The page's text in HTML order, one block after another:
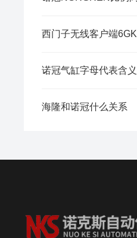
诺冠气缸字母代表含义
海隆和诺冠什么关系